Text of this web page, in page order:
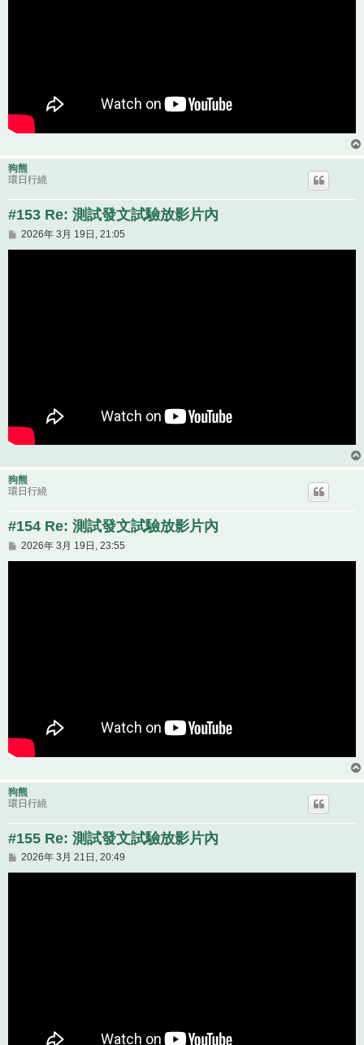
狗熊
環日行繞
#153 Re: 測試發文試驗放影片內
文
2026年 3月 19日, 21:05
狗熊
環日行繞
#154 Re: 測試發文試驗放影片內
文
2026年 3月 19日, 23:55
狗熊
環日行繞
#155 Re: 測試發文試驗放影片內
文
2026年 3月 21日, 20:49